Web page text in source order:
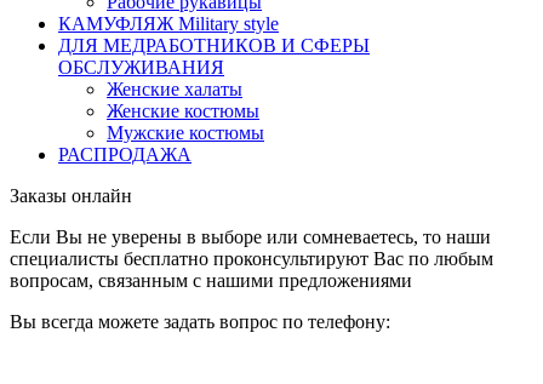
КАМУФЛЯЖ Military style
ДЛЯ МЕДРАБОТНИКОВ И СФЕРЫ
ОБСЛУЖИВАНИЯ
Женские халаты
Женские костюмы
Мужские костюмы
РАСПРОДАЖА
Заказы онлайн
Если Вы не уверены в выборе или сомневаетесь, то наши
специалисты бесплатно проконсультируют Вас по любым
вопросам, связанным с нашими предложениями
Вы всегда можете задать вопрос по телефону: